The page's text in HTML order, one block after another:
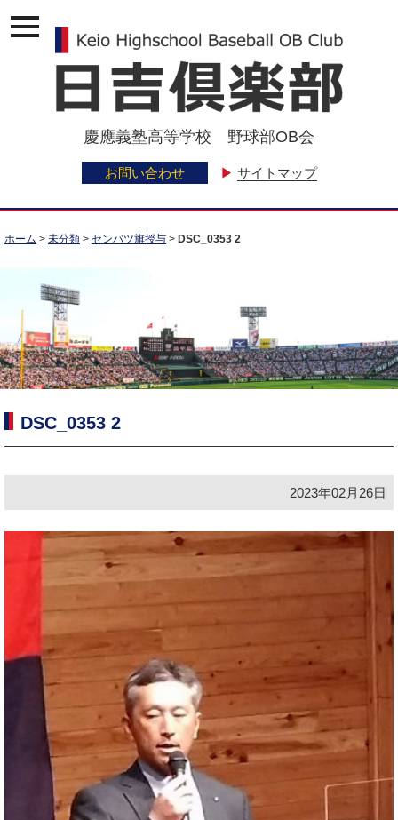
ナ
ビ
慶應義塾高等学校 野球部OB会
お問い合わせ ▶ サイトマップ
ホーム > 未分類 > センバツ旗授与 > DSC_0353 2
DSC_0353 2
2023年02月26日